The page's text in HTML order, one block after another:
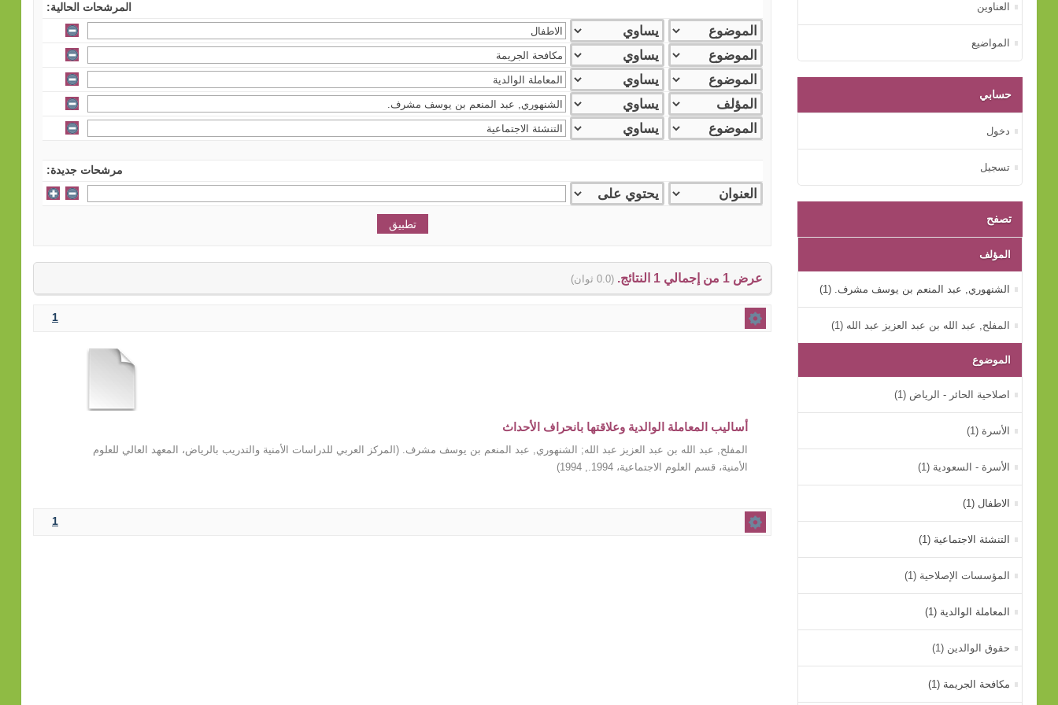
المرشحات الحالية:
مرشحات جديدة:
عرض 1 من إجمالي 1 النتائج. (0.0 ثوان)
1
أساليب المعاملة الوالدية وعلاقتها بانحراف الأحداث
المفلح, عبد الله بن عبد العزيز عبد الله; الشنهوري, عبد المنعم بن يوسف مشرف. ( المركز العربي للدراسات الأمنية والتدريب بالرياض، المعهد العالي للعلوم
الأمنية، قسم العلوم الاجتماعية، 1994.
,
1994
)
1
العناوين
المواضيع
حسابي
دخول
تسجيل
تصفح
المؤلف
الشنهوري, عبد المنعم بن يوسف مشرف. (1)
المفلح, عبد الله بن عبد العزيز عبد الله (1)
الموضوع
اصلاحية الحائر - الرياض (1)
الأسرة (1)
الأسرة - السعودية (1)
الاطفال (1)
التنشئة الاجتماعية (1)
المؤسسات الإصلاحية (1)
المعاملة الوالدية (1)
حقوق الوالدين (1)
مكافحة الجريمة (1)